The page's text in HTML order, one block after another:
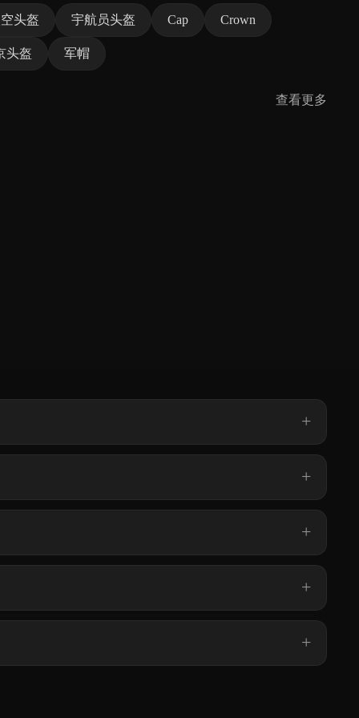
头盔 宇航员头盔 Cap Crown
头盔 军帽
查看更多